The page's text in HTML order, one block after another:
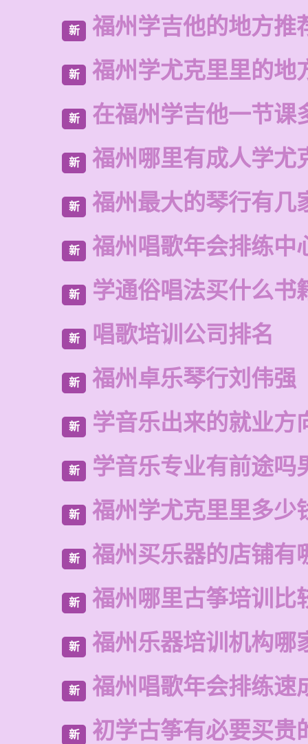
新 福州学吉他的地方推
新 福州学尤克里里的地
新 在福州学吉他一节课
新 福州哪里有成人学尤
新 福州最大的琴行有几
新 福州唱歌年会排练中
新 学通俗唱法买什么书
新 唱歌培训公司排名
新 福州卓乐琴行刘伟强
新 学音乐出来的就业方
新 学音乐专业有前途吗
新 福州学尤克里里多少
新 福州买乐器的店铺有
新 福州哪里古筝培训比
新 福州乐器培训机构哪
新 福州唱歌年会排练速
新 初学古筝有必要买贵